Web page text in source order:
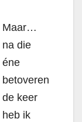
Maar…
na die
éne
betoveren
de keer
heb ik